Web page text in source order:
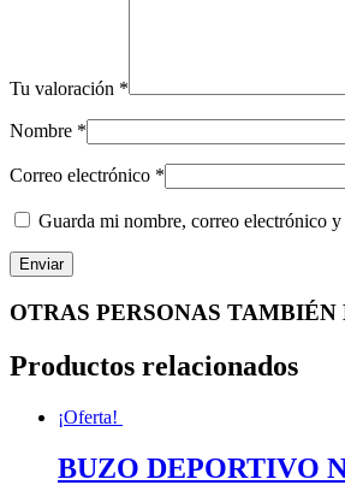
Tu valoración *
Nombre *
Correo electrónico *
Guarda mi nombre, correo electrónico
OTRAS PERSONAS
Productos relacionados
¡Oferta!
BUZO DEPORTIVO